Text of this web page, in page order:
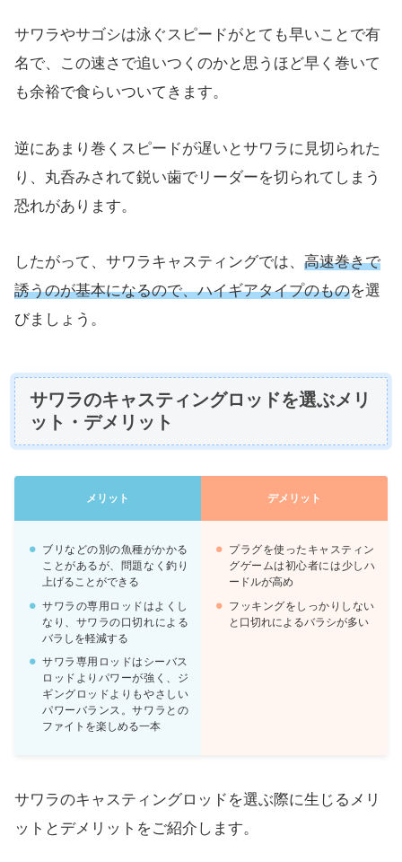
サワラやサゴシは泳ぐスピードがとても早いことで有
名で、この速さで追いつくのかと思うほど早く巻いて
も余裕で食らいついてきます。
逆にあまり巻くスピードが遅いとサワラに見切られた
り、丸呑みされて鋭い歯でリーダーを切られてしまう
恐れがあります。
したがって、サワラキャスティングでは、 高速巻きで
誘うのが基本になるので、ハイギアタイプのものを選
びましょう。
サワラのキャスティングロッドを選ぶメリ
ット・デメリット
メリット デメリット
ブリなどの別の魚種がかかる
ことがあるが、問題なく釣り
上げることができる
サワラの専用ロッドはよくし
なり、サワラの口切れによる
バラしを軽減する
サワラ専用ロッドはシーバス
ロッドよりパワーが強く、ジ
ギングロッドよりもやさしい
パワーバランス。サワラとの
ファイトを楽しめる一本
プラグを使ったキャスティン
グゲームは初心者には少しハ
ードルが高め
フッキングをしっかりしない
と口切れによるバラシが多い
サワラのキャスティングロッドを選ぶ際に生じるメリ
ットとデメリットをご紹介します。